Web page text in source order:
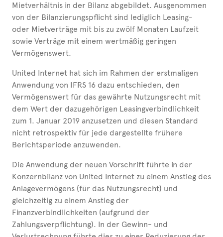
Mietverhältnis in der Bilanz abgebildet. Ausgenommen
von der Bilanzierungspflicht sind lediglich Leasing-
oder Mietverträge mit bis zu zwölf Monaten Laufzeit
sowie Verträge mit einem wertmäßig geringen
Vermögenswert.
United Internet hat sich im Rahmen der erstmaligen
Anwendung von IFRS 16 dazu entschieden, den
Vermögenswert für das gewährte Nutzungsrecht mit
dem Wert der dazugehörigen Leasingverbindlichkeit
zum 1. Januar 2019 anzusetzen und diesen Standard
nicht retrospektiv für jede dargestellte frühere
Berichtsperiode anzuwenden.
Die Anwendung der neuen Vorschrift führte in der
Konzernbilanz von United Internet zu einem Anstieg des
Anlagevermögens (für das Nutzungsrecht) und
gleichzeitig zu einem Anstieg der
Finanzverbindlichkeiten (aufgrund der
Zahlungsverpflichtung). In der Gewinn- und